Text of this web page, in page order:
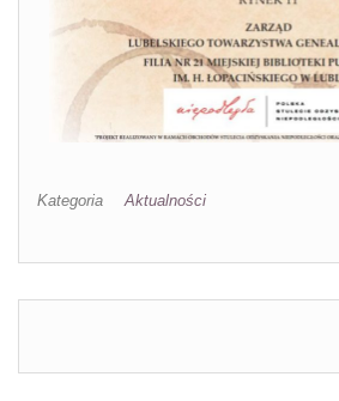
Kategoria Aktualności